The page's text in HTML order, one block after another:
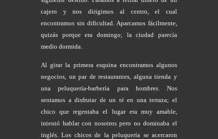
cajero y nos dirigimos al centro, el cual
encontramos sin dificultad. Aparcamos fácilmente,
quizás porque era domingo; la ciudad parecía
medio dormida.
Al girar la primera esquina encontramos algunos
negocios, un par de restaurantes, alguna tienda y
una peluquería-barbería para hombres. Nos
sentamos a disfrutar de un té en una terraza; el
chico que regentaba el lugar era muy amable,
intentó hablar con nosotros pero no dominaba el
inglés. Los chicos de la peluquería se acercaron